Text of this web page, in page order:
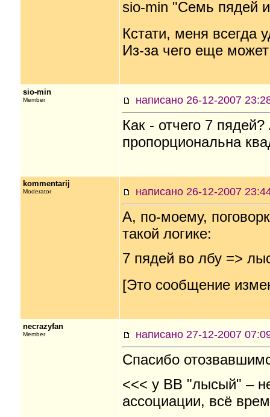
sio-min "Семь пядей
Кстати, меня всегда
Из-за чего еще
sio-min
Member написано 26-12-2007
Как - отчего 7
пропорциональна
kommentarij
Moderator написано 26-12-2007
А, по-моему,
такой логике:
7 пядей во лбу =>
[Это сообщение
necrazyfan
Member написано 27-12-2007
Спасибо
<<< у ВВ "лысый" –
ассоциации, всё